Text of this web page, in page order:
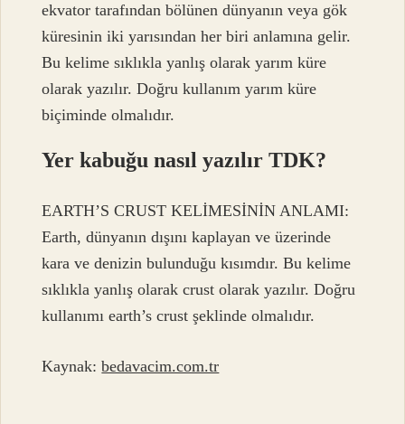
ekvator tarafından bölünen dünyanın veya gök
küresinin iki yarısından her biri anlamına gelir.
Bu kelime sıklıkla yanlış olarak yarım küre
olarak yazılır. Doğru kullanım yarım küre
biçiminde olmalıdır.
Yer kabuğu nasıl yazılır TDK?
EARTH’S CRUST KELİMESİNİN ANLAMI:
Earth, dünyanın dışını kaplayan ve üzerinde
kara ve denizin bulunduğu kısımdır. Bu kelime
sıklıkla yanlış olarak crust olarak yazılır. Doğru
kullanımı earth’s crust şeklinde olmalıdır.
Kaynak:bedavacim.com.tr